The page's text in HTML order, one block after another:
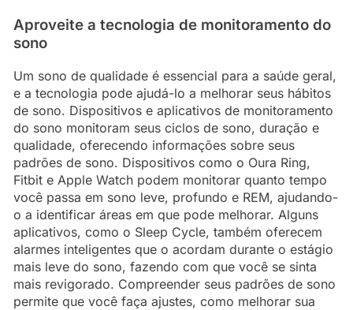
Aproveite a tecnologia de monitoramento do
sono
Um sono de qualidade é essencial para a saúde geral,
e a tecnologia pode ajudá-lo a melhorar seus hábitos
de sono. Dispositivos e aplicativos de monitoramento
do sono monitoram seus ciclos de sono, duração e
qualidade, oferecendo informações sobre seus
padrões de sono. Dispositivos como o Oura Ring,
Fitbit e Apple Watch podem monitorar quanto tempo
você passa em sono leve, profundo e REM, ajudando-
o a identificar áreas em que pode melhorar. Alguns
aplicativos, como o Sleep Cycle, também oferecem
alarmes inteligentes que o acordam durante o estágio
mais leve do sono, fazendo com que você se sinta
mais revigorado. Compreender seus padrões de sono
permite que você faça ajustes, como melhorar sua